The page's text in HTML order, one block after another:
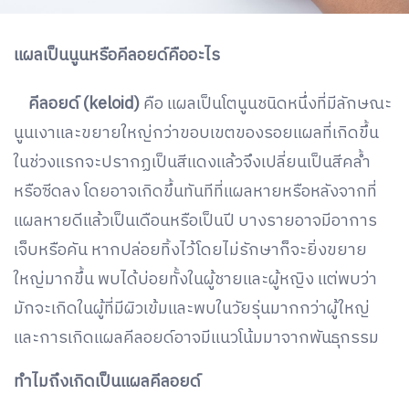
แผลเป็นนูนหรือคีลอยด์คืออะไร
คีลอยด์ (keloid)คือ แผลเป็นโตนูนชนิดหนึ่งที่มีลักษณะ
นูนเงาและขยายใหญ่กว่าขอบเขตของรอยแผลที่เกิดขึ้น
ในช่วงแรกจะปรากฏเป็นสีแดงแล้วจึงเปลี่ยนเป็นสีคล้ำ
หรือซีดลง โดยอาจเกิดขึ้นทันทีที่แผลหายหรือหลังจากที่
แผลหายดีแล้วเป็นเดือนหรือเป็นปี บางรายอาจมีอาการ
เจ็บหรือคัน หากปล่อยทิ้งไว้โดยไม่รักษาก็จะยิ่งขยาย
ใหญ่มากขึ้น พบได้บ่อยทั้งในผู้ชายและผู้หญิง แต่พบว่า
มักจะเกิดในผู้ที่มีผิวเข้มและพบในวัยรุ่นมากกว่าผู้ใหญ่
และการเกิดแผลคีลอยด์อาจมีแนวโน้มมาจากพันธุกรรม
ทำไมถึงเกิดเป็นแผลคีลอยด์